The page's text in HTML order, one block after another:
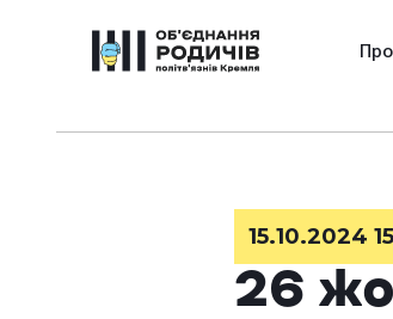
15.10.2024
26